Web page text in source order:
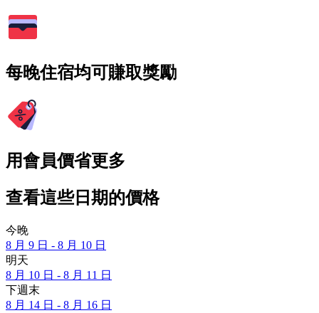
每晚住宿均可賺取獎勵
用會員價省更多
查看這些日期的價格
今晚
8 月 9 日 - 8 月 10 日
明天
8 月 10 日 - 8 月 11 日
下週末
8 月 14 日 - 8 月 16 日